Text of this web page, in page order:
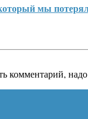
мы
комментарий, надо